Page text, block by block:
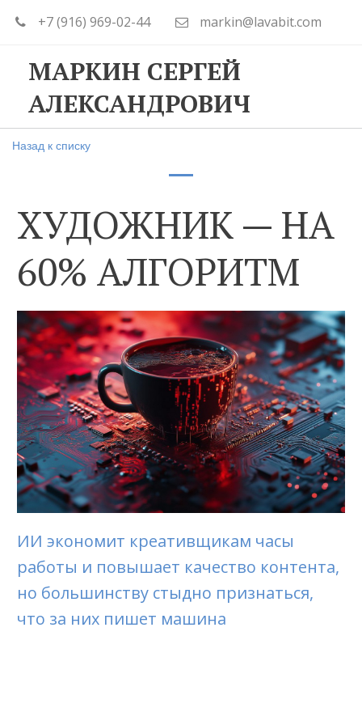
+7 (916) 969-02-44 markin@lavabit.com
МАРКИН СЕРГЕЙ
АЛЕКСАНДРОВИЧ
Назад к списку
ХУДОЖНИК — НА
60% АЛГОРИТМ
ИИ экономит креативщикам часы
работы и повышает качество контента,
но большинству стыдно признаться,
что за них пишет машина